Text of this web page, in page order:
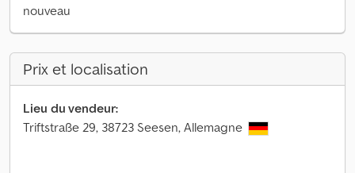
nouveau
Prix et localisation
Lieu du vendeur:
Triftstraße 29, 38723 Seesen, Allemagne